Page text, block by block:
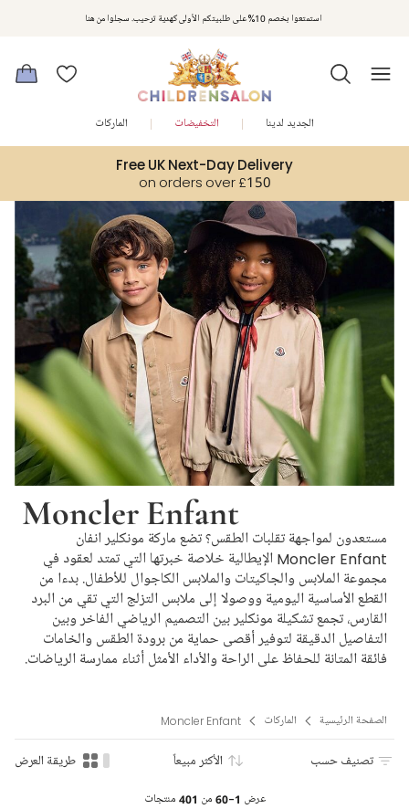
استمتعوا بخصم 10% على طلبيتكم الأولى كهدية ترحيب. سجلوا من هنا
مكافآت تشلدرن صالون | اجمعوا النقاط مع كل عملية شراء لتحصلوا على هدايا حصرية وعروض مصممة خصيصا لتلبي
متطلباتكم
Free UK Next-Day Delivery
on orders over £150
الجديد لدينا التخفيضات الماركات
Moncler Enfant
مستعدون لمواجهة تقلبات الطقس؟ تضع ماركة مونكلير انفان
Moncler Enfant الإيطالية خلاصة خبرتها التي تمتد لعقود في
مجموعة الملابس والجاكيتات والملابس الكاجوال للأطفال. بدءا من
القطع الأساسية اليومية ووصولا إلى ملابس التزلج التي تقي من البرد
القارس، تجمع تشكيلة مونكلير بين التصميم الرياضي الفاخر وبين
التفاصيل الدقيقة لتوفير أقصى حماية من برودة الطقس والخامات
فائقة المتانة للحفاظ على الراحة والأداء الأمثل أثناء ممارسة الرياضات.
الصفحة الرئيسية الماركات Moncler Enfant
تصنيف حسب الأكثر مبيعاً طريقة العرض
عرض 1-60 من 401 منتجات